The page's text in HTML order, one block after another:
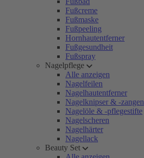
Fußcreme
Fußmaske
Fußpeeling
Hornhautentferner
Fußgesundheit
Fußspray
Nagelpflege
Alle anzeigen
Nagelfeilen
Nagelhautentferner
Nagelknipser & -zangen
Nagelöle & -pflegestifte
Nagelscheren
Nagelhärter
Nagellack
Beauty Set